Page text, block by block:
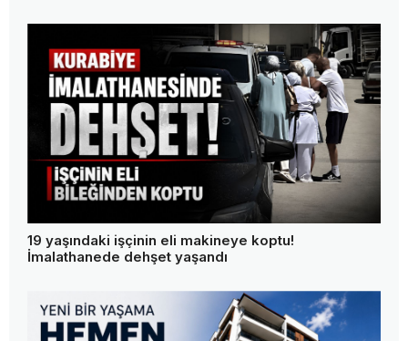
19 yaşındaki işçinin eli makineye koptu!
İmalathanede dehşet yaşandı